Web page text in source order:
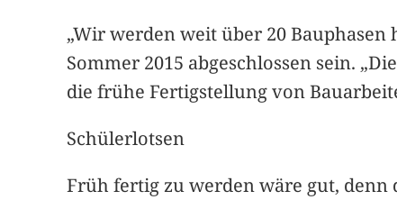
„Wir werden weit über 20
Sommer 2015 abgeschlossen sein.
die frühe Fertigstellung von
Schülerlotsen
Früh fertig zu werden wäre gut, denn